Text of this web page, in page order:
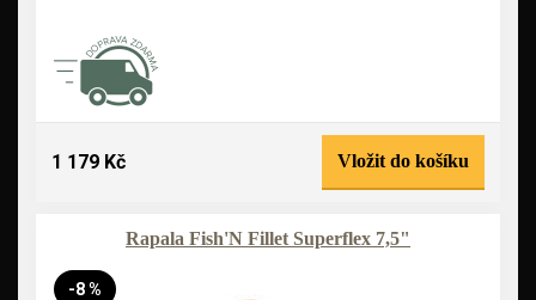
1 179 Kč Vložit do košíku
Rapala Fish'N Fillet Superflex 7,5"
-8 %